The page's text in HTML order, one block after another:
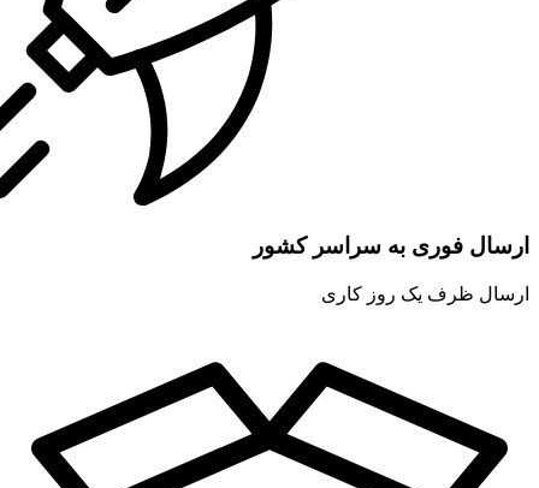
ارسال فوری به سراسر کشور
ارسال ظرف یک روز کاری